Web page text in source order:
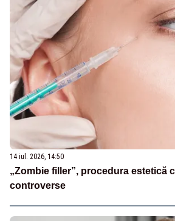
14 iul. 2026, 14:50
„Zombie filler”, procedura estetică
controverse